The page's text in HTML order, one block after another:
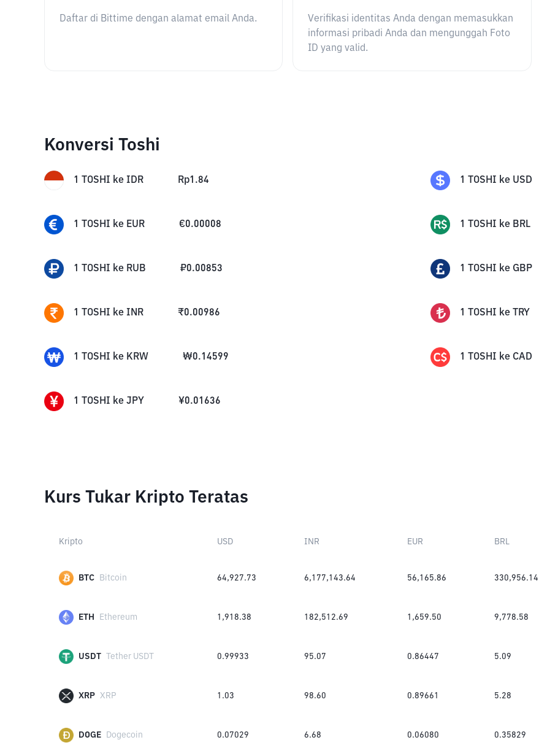
Daftar di Bittime dengan alamat email Anda.
Verifikasi identitas Anda dengan memasukkan
informasi pribadi Anda dan mengunggah Foto
ID yang valid.
Konversi Toshi
1 TOSHI ke IDR Rp1.84 1 TOSHI ke USD
1 TOSHI ke EUR €0.00008 1 TOSHI ke BRL
1 TOSHI ke RUB ₽0.00853 1 TOSHI ke GBP
1 TOSHI ke INR ₹0.00986 1 TOSHI ke TRY
1 TOSHI ke KRW ₩0.14599 1 TOSHI ke CAD
1 TOSHI ke JPY ¥0.01636
Kurs Tukar Kripto Teratas
Kripto USD INR EUR BRL
BTC Bitcoin 64,927.73 6,177,143.64 56,165.86 330,956.14
ETH Ethereum 1,918.38 182,512.69 1,659.50 9,778.58
USDT Tether USDT 0.99933 95.07 0.86447 5.09
XRP XRP 1.03 98.60 0.89661 5.28
DOGE Dogecoin 0.07029 6.68 0.06080 0.35829